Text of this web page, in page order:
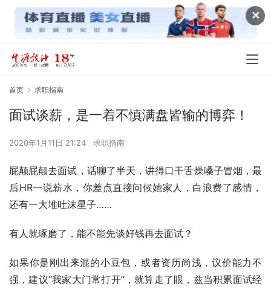
✕
首页 求职指南
面试谈薪，是一着不慎满盘皆输的博弈！
2020年1月11日 21:24 求职指南
屁颠屁颠去面试，话聊了半天，讲得口干舌燥嗓子冒烟，最
后HR一说薪水，你差点直接问候她家人，白浪费了感情，
还有一大堆吐沫星子……
有人就琢磨了，能不能先谈好钱再去面试？
如果你是刚出来混的小豆包，或者资历尚浅，议价能力不
强，建议“我家大门常打开”，就算走了眼，兹当积累面试经